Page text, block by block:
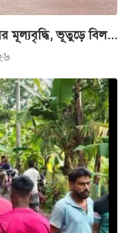
মূল্যবৃদ্ধি, ভূতুড়ে বিল...